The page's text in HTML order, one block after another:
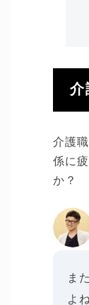
介
介護
係に
か？
ま
よ